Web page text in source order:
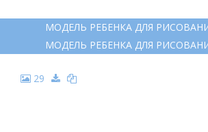
МОДЕЛЬ РЕБЕНКА ДЛЯ
МОДЕЛЬ РЕБЕНКА ДЛЯ
29